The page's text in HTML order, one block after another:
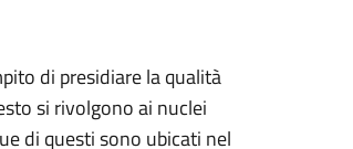
di presidiare la qualità
si rivolgono ai nuclei
di questi sono ubicati nel